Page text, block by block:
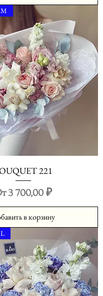
М
221
3 700,00 ₽
со скидкой
в корзину